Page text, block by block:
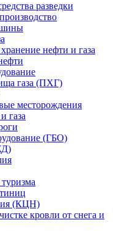
разведки
нефти и газа
газа (ПХГ)
месторождения
газа
(ГБО)
(КЦН)
кровли от снега и